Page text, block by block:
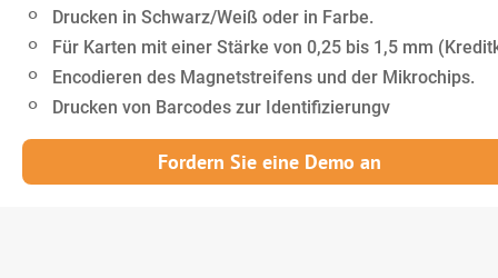
Drucken in Schwarz/Weiß oder in Farbe.
Für Karten mit einer Stärke von 0,25 bis 1,5 mm
Encodieren des Magnetstreifens und der Mikrochips.
Drucken von Barcodes zur Identifizierungv
Fordern Sie eine Demo an